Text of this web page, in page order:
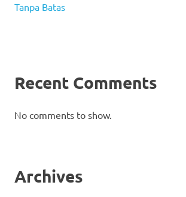
Tanpa Batas
Recent Comments
No comments to show.
Archives